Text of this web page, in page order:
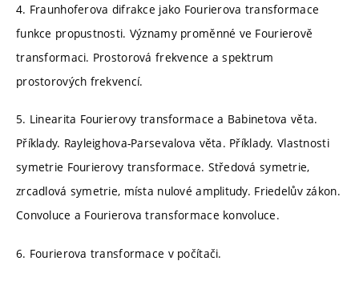
4. Fraunhoferova difrakce jako Fourierova transformace
funkce propustnosti. Významy proměnné ve Fourierově
transformaci. Prostorová frekvence a spektrum
prostorových frekvencí.
5. Linearita Fourierovy transformace a Babinetova věta.
Příklady. Rayleighova-Parsevalova věta. Příklady. Vlastnosti
symetrie Fourierovy transformace. Středová symetrie,
zrcadlová symetrie, místa nulové amplitudy. Friedelův zákon.
Convoluce a Fourierova transformace konvoluce.
6. Fourierova transformace v počítači.